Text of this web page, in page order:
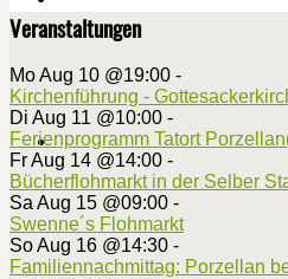
Veranstaltungen
Mo Aug 10 @19:00 -
Kirchenführung -
Di Aug 11 @10:00 -
Ferienprogramm Tatort
Fr Aug 14 @14:00 -
Bücherflohmarkt in der Selber
Sa Aug 15 @09:00 -
Swenne´s Flohmarkt
So Aug 16 @14:30 -
Familiennachmittag: Porzellan